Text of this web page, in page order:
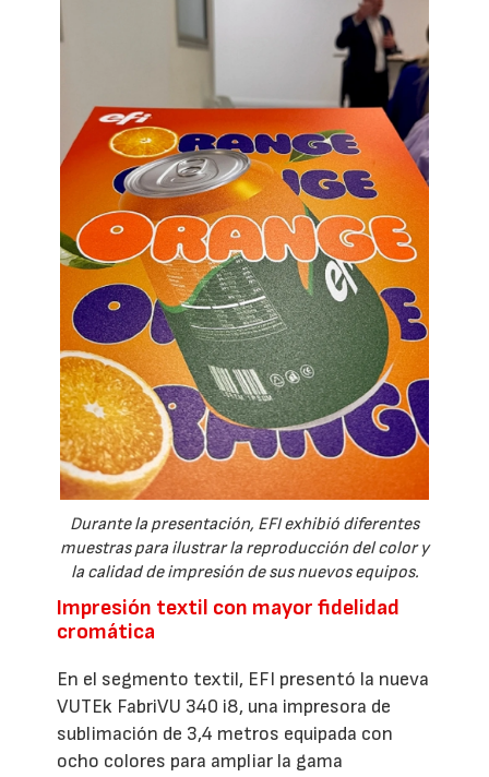
Durante la presentación, EFI exhibió diferentes
muestras para ilustrar la reproducción del color y
la calidad de impresión de sus nuevos equipos.
Impresión textil con mayor fidelidad
cromática
En el segmento textil, EFI presentó la nueva
VUTEk FabriVU 340 i8, una impresora de
sublimación de 3,4 metros equipada con
ocho colores para ampliar la gama